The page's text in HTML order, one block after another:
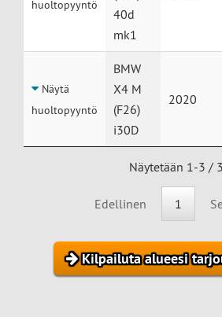
huoltopyyntö
40d
mk1
Näytä
huoltopyyntö
BMW
X4 M
(F26)
i30D
2020
Näytetään 1-3 / 3
Edellinen 1
Kilpailuta alueesi